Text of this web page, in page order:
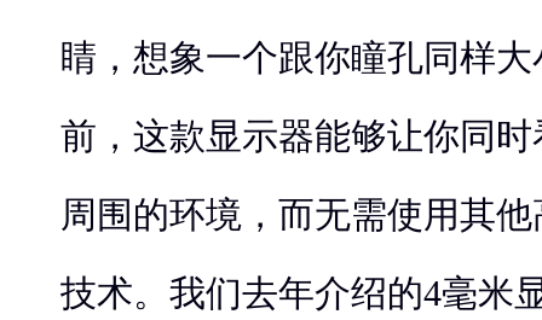
睛，想象一个跟你瞳孔同样
前，这款显示器能够让你同
周围的环境，而无需使用其
技术。我们去年介绍的4毫米